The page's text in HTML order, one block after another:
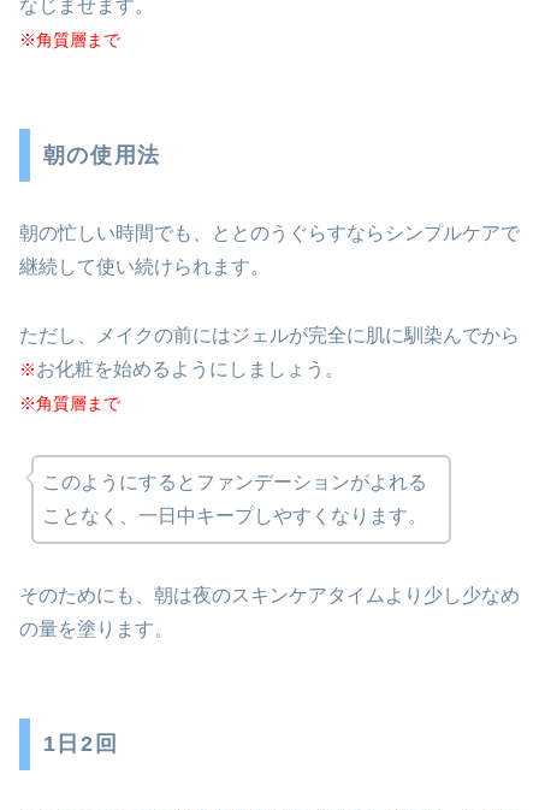
なじませます。
※角質層まで
朝の使用法
朝の忙しい時間でも、ととのうぐらすならシンプルケアで
継続して使い続けられます。
ただし、メイクの前にはジェルが完全に肌に馴染んでから
※お化粧を始めるようにしましょう。
※角質層まで
このようにするとファンデーションがよれる
ことなく、一日中キープしやすくなります。
そのためにも、朝は夜のスキンケアタイムより少し少なめ
の量を塗ります。
1日2回